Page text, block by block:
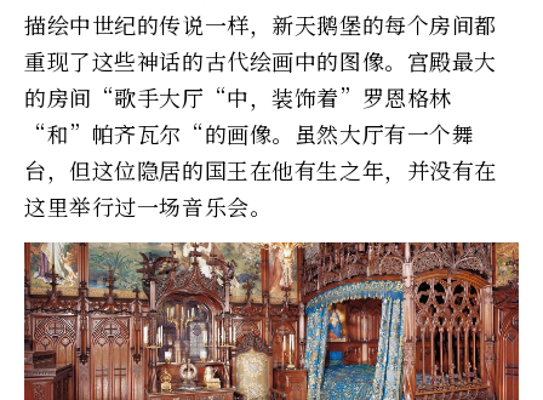
描绘中世纪的传说一样，新天鹅堡的每个房间都
重现了这些神话的古代绘画中的图像。宫殿最大
的房间“歌手大厅“中，装饰着”罗恩格林
“和”帕齐瓦尔“的画像。虽然大厅有一个舞
台，但这位隐居的国王在他有生之年，并没有在
这里举行过一场音乐会。